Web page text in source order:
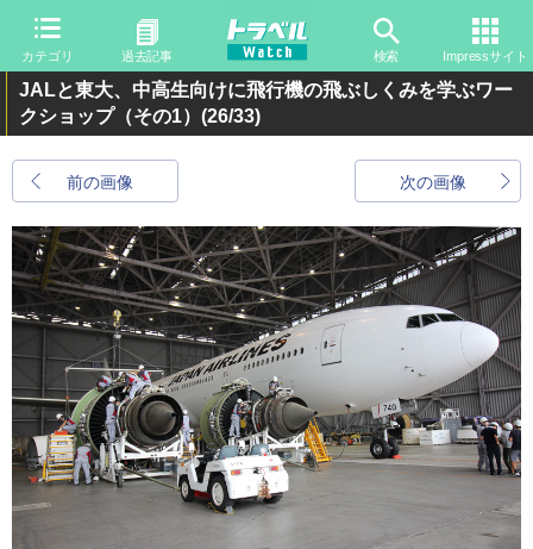
カテゴリ 過去記事 検索 Impressサイト
JALと東大、中高生向けに飛行機の飛ぶしくみを学ぶワー
クショップ（その1） (26/33)
前の画像 次の画像